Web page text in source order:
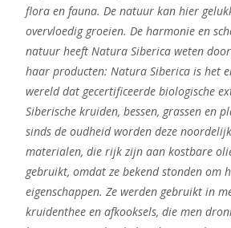
flora en fauna. De natuur kan hier
overvloedig groeien. De harmonie en
natuur heeft Natura Siberica weten
haar producten: Natura Siberica is het
wereld dat gecertificeerde biologische
Siberische kruiden, bessen, grassen en
sinds de oudheid worden deze
materialen, die rijk zijn aan kostbare
gebruikt, omdat ze bekend stonden om
eigenschappen. Ze werden gebruikt in
kruidenthee en afkooksels, die men